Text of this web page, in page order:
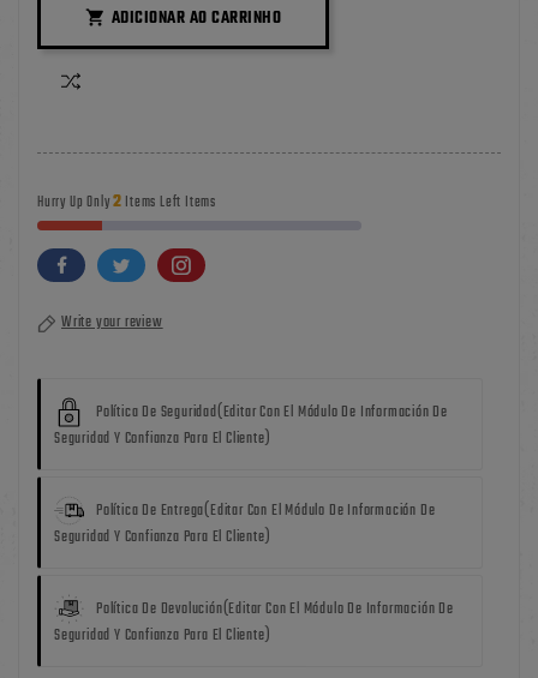
 ADICIONAR AO CARRINHO
Hurry Up Only2 Items Left Items
Write your review
Política De Seguridad(editar Con El Módulo De Información De
Seguridad Y Confianza Para El Cliente)
Política De Entrega(editar Con El Módulo De Información De
Seguridad Y Confianza Para El Cliente)
Política De Devolución(editar Con El Módulo De Información De
Seguridad Y Confianza Para El Cliente)